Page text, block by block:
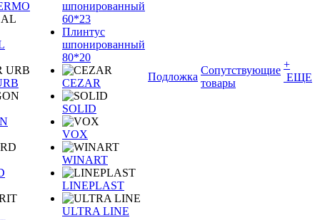
шпонированный
60*23
Плинтус
шпонированный
80*20
CEZAR
SOLID
VOX
WINART
LINEPLAST
ULTRA LINE
Подложка
Сопутствующие
товары
+
ЕЩЕ